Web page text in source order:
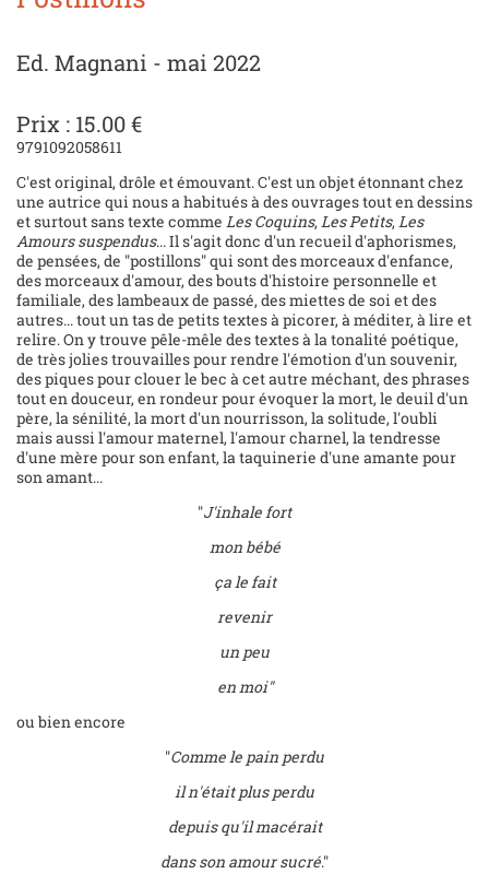
Ed. Magnani - mai 2022
Prix : 15.00 €
9791092058611
C'est original, drôle et émouvant. C'est un objet étonnant chez
une autrice qui nous a habitués à des ouvrages tout en dessins
et surtout sans texte comme Les Coquins, Les Petits, Les
Amours suspendus... Il s'agit donc d'un recueil d'aphorismes,
de pensées, de "postillons" qui sont des morceaux d'enfance,
des morceaux d'amour, des bouts d'histoire personnelle et
familiale, des lambeaux de passé, des miettes de soi et des
autres... tout un tas de petits textes à picorer, à méditer, à lire et
relire. On y trouve pêle-mêle des textes à la tonalité poétique,
de très jolies trouvailles pour rendre l'émotion d'un souvenir,
des piques pour clouer le bec à cet autre méchant, des phrases
tout en douceur, en rondeur pour évoquer la mort, le deuil d'un
père, la sénilité, la mort d'un nourrisson, la solitude, l'oubli
mais aussi l'amour maternel, l'amour charnel, la tendresse
d'une mère pour son enfant, la taquinerie d'une amante pour
son amant...
"J'inhale fort
mon bébé
ça le fait
revenir
un peu
en moi"
ou bien encore
"Comme le pain perdu
il n'était plus perdu
depuis qu'il macérait
dans son amour sucré."